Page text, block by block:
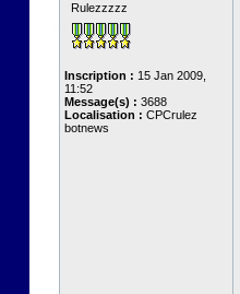
Rulezzzzz
Inscription : 15 Jan 2009,
11:52
Message(s) : 3688
Localisation : CPCrulez
botnews